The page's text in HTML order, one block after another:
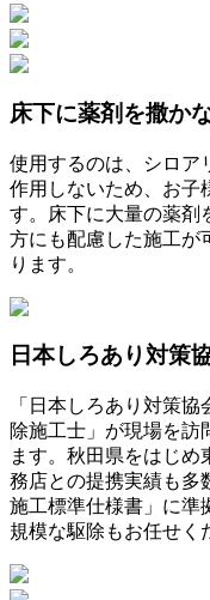
床下に薬剤を撒か
使用するのは、シロア
作用しないため、お子
す。床下に大量の薬剤
方にも配慮した施工が
ります。
日本しろあり対策
「日本しろあり対策
除施工士」が現場を訪
ます。秋田県をはじめ
務店との提携実績も多
施工標準仕様書」に準
規模な駆除もお任せく